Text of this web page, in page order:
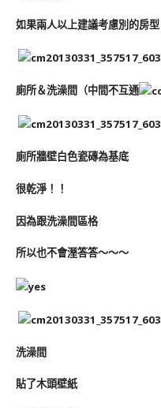
如果兩人以上建議考慮別的房型
廁所＆洗澡間（中間不互通
廁所牆壁白色瓷磚為基底
很乾淨！！
因為跟洗澡間區格
所以也不會溼答答～～～
洗澡間
貼了木頭壁紙